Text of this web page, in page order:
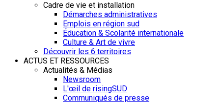
Cadre de vie et installation
Démarches administratives
Emplois en région sud
Éducation & Scolarité internationale
Culture & Art de vivre
Découvrir les 6 territoires
ACTUS ET RESSOURCES
Actualités & Médias
Newsroom
L'œil de risingSUD
Communiqués de presse